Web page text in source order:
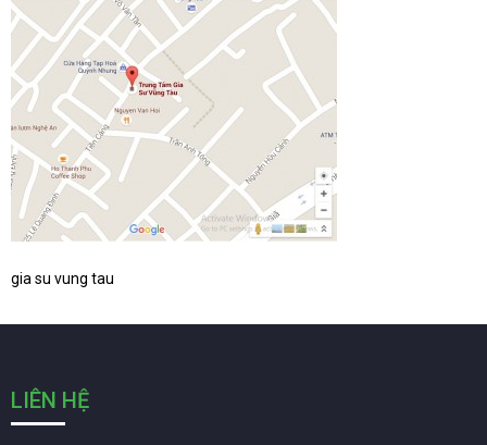
gia su vung tau
LIÊN HỆ